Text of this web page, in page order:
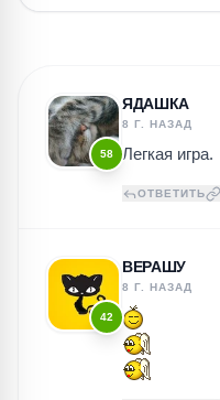
58
ЯДАШКА
8 Г. НАЗАД
Легкая игра.
ОТВЕТИТЬ
42
ВЕРАШУ
8 Г. НАЗАД